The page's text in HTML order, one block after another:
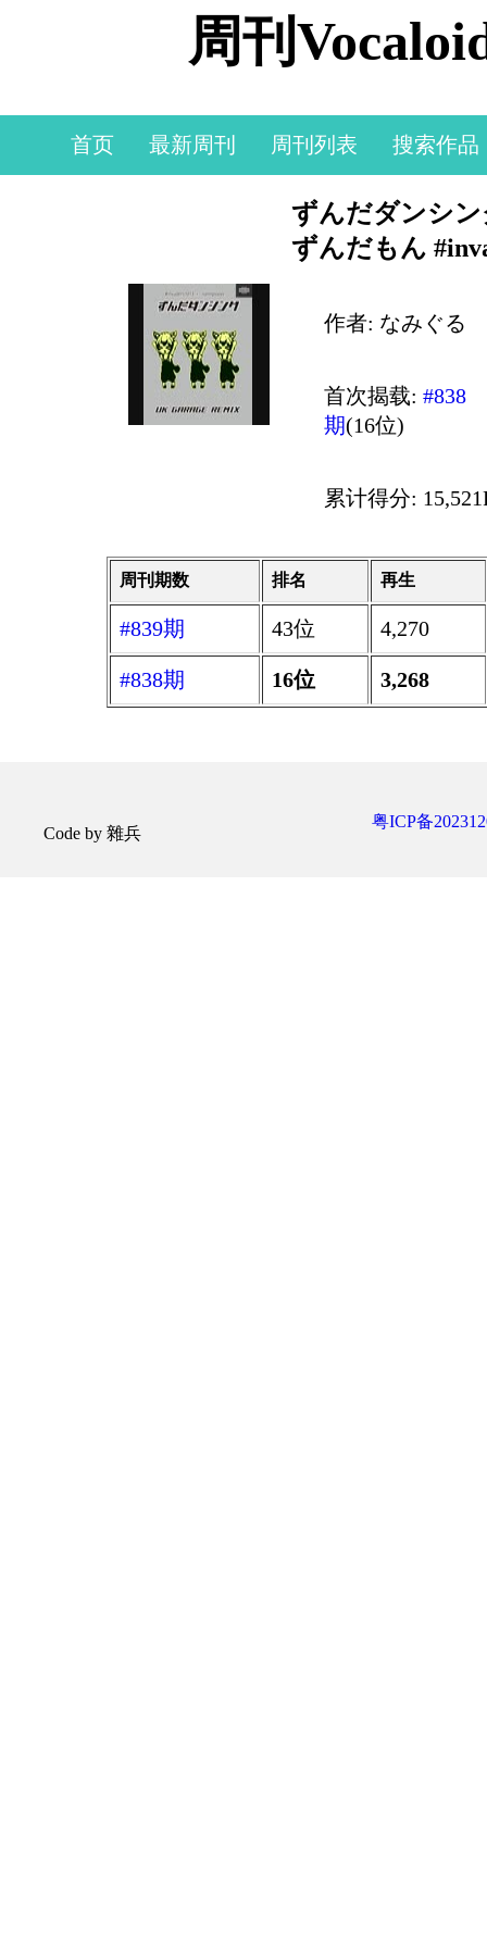
周刊
首页 最新周刊 周刊列表 搜索作品
ずんだダンシン
ずんだもん
作者: なみぐる
首次揭载: #838
期(16位)
累计得分:
周刊期数 排名 再生
#839期 43位 4,270
#838期 16位 3,268
Code by 雜兵
粤ICP备